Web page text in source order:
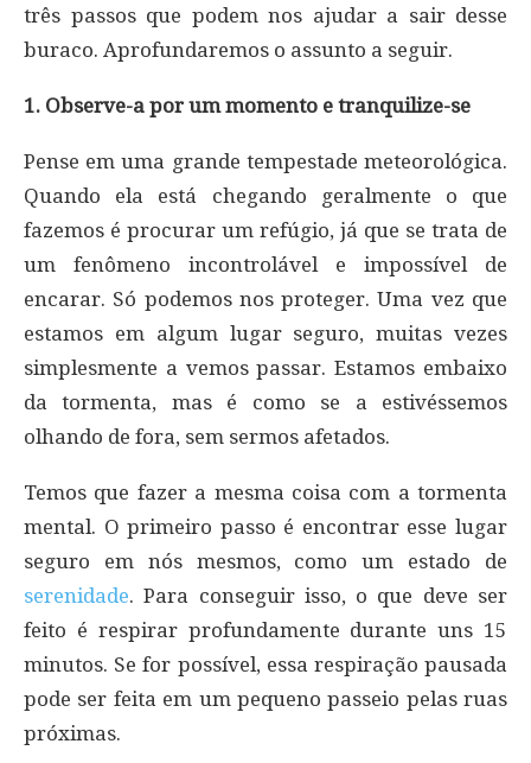
três passos que podem nos ajudar a sair desse
buraco. Aprofundaremos o assunto a seguir.
1. Observe-a por um momento e tranquilize-se
Pense em uma grande tempestade meteorológica.
Quando ela está chegando geralmente o que
fazemos é procurar um refúgio, já que se trata de
um fenômeno incontrolável e impossível de
encarar. Só podemos nos proteger. Uma vez que
estamos em algum lugar seguro, muitas vezes
simplesmente a vemos passar. Estamos embaixo
da tormenta, mas é como se a estivéssemos
olhando de fora, sem sermos afetados.
Temos que fazer a mesma coisa com a tormenta
mental. O primeiro passo é encontrar esse lugar
seguro em nós mesmos, como um estado de
serenidade. Para conseguir isso, o que deve ser
feito é respirar profundamente durante uns 15
minutos. Se for possível, essa respiração pausada
pode ser feita em um pequeno passeio pelas ruas
próximas.